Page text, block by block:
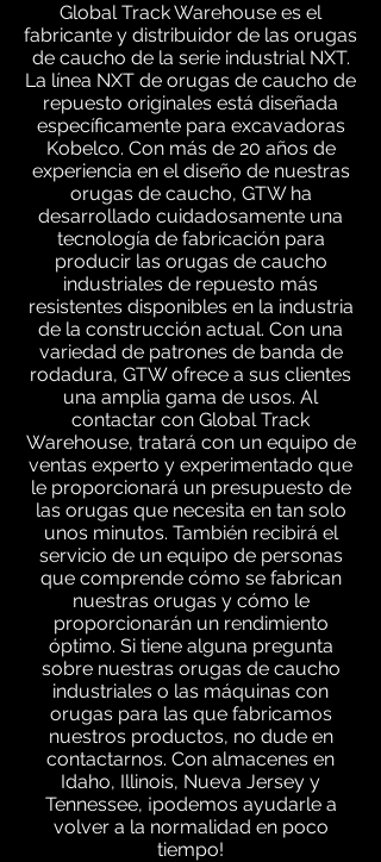
Global Track Warehouse es el
fabricante y distribuidor de las orugas
de caucho de la serie industrial NXT.
La línea NXT de orugas de caucho de
repuesto originales está diseñada
específicamente para excavadoras
Kobelco. Con más de 20 años de
experiencia en el diseño de nuestras
orugas de caucho, GTW ha
desarrollado cuidadosamente una
tecnología de fabricación para
producir las orugas de caucho
industriales de repuesto más
resistentes disponibles en la industria
de la construcción actual. Con una
variedad de patrones de banda de
rodadura, GTW ofrece a sus clientes
una amplia gama de usos. Al
contactar con Global Track
Warehouse, tratará con un equipo de
ventas experto y experimentado que
le proporcionará un presupuesto de
las orugas que necesita en tan solo
unos minutos. También recibirá el
servicio de un equipo de personas
que comprende cómo se fabrican
nuestras orugas y cómo le
proporcionarán un rendimiento
óptimo. Si tiene alguna pregunta
sobre nuestras orugas de caucho
industriales o las máquinas con
orugas para las que fabricamos
nuestros productos, no dude en
contactarnos. Con almacenes en
Idaho, Illinois, Nueva Jersey y
Tennessee, ¡podemos ayudarle a
volver a la normalidad en poco
tiempo!